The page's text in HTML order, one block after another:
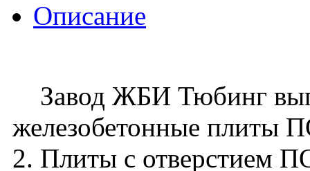
Описание
Завод ЖБИ Тюбинг
железобетонные плиты
2. Плиты с отверстием